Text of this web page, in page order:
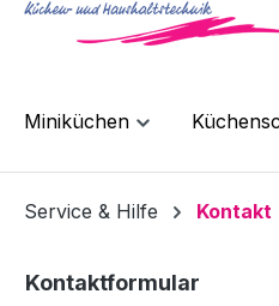
Miniküchen
Service & Hilfe Kontakt
Kontaktformular